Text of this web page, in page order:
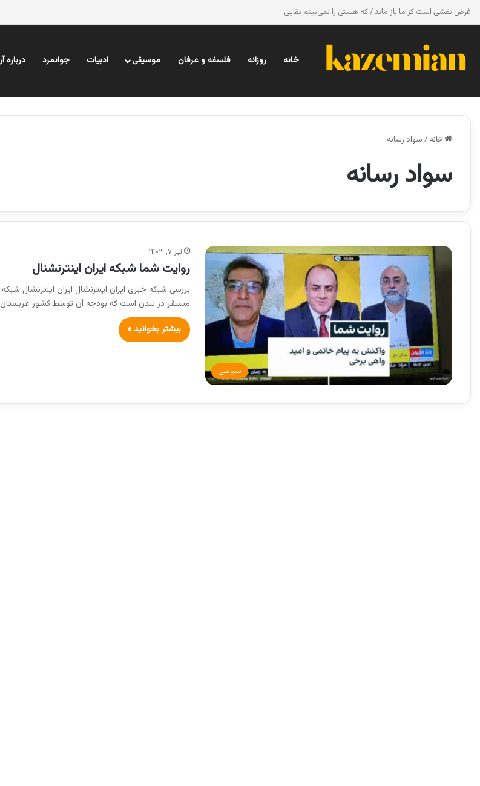
غرض نقشی است کز ما باز ماند / که هستی را نمی‌بینم بقایی
خانه روزانه فلسفه و عرفان موسیقی ادبیات جوانمرد
خانه / سواد رسانه
سواد رسانه
سیاسی
تیر ۷, ۱۴۰۳
روایت شما شبکه ایران اینترنشنال
بررسی شبکه خبری ایران اینترنشال ایران اینترنشال
مستقر در لندن است که بودجه آن توسط کشور
بیشتر بخوانید »